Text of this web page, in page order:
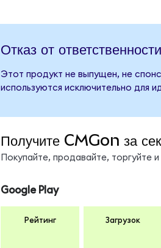
Отказ от ответственности
Этот продукт не выпущен, не
используются исключительно для
Получите CMGon за
Покупайте, продавайте, торгуйте
Google Play
Рейтинг Загрузок